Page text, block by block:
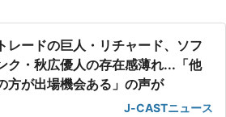
レードの巨人・リチャード、ソフ
ク・秋広優人の存在感薄れ...「他
方が出場機会ある」の声が
J-CASTニュース